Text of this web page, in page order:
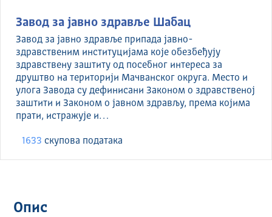
Завод за јавно здравље Шабац
Завод за јавно здравље припада јавно-
здравственим институцијама које обезбеђују
здравствену заштиту од посебног интереса за
друштво на територији Мачванског округа. Место и
улога Завода су дефинисани Законом о здравственој
заштити и Законом о јавном здрављу, према којима
прати, истражује и…
1633 скуповa података
Опис